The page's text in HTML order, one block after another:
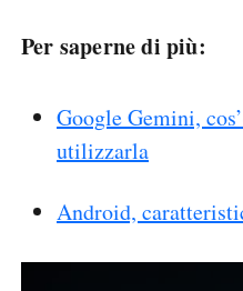
Per saperne di più:
Google Gemini,
utilizzarla
Android,